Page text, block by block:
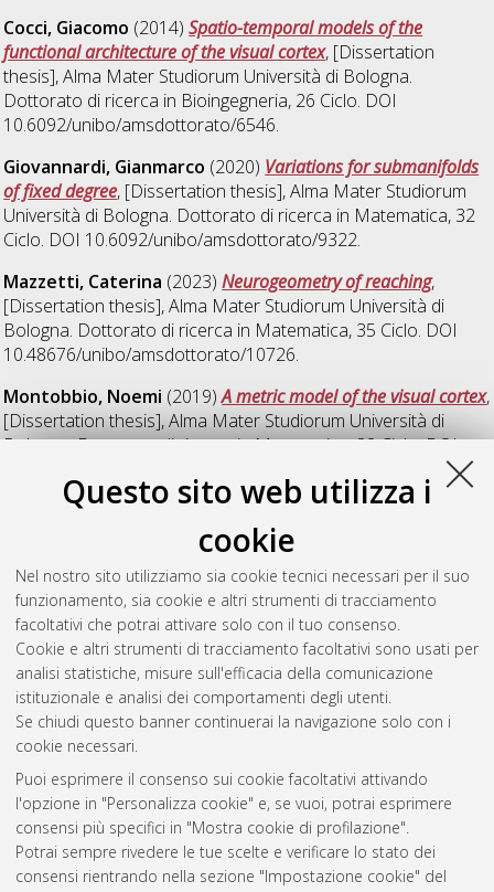
Questo sito web utilizza i
cookie
Nel nostro sito utilizziamo sia cookie tecnici necessari per il suo
funzionamento, sia cookie e altri strumenti di tracciamento
facoltativi che potrai attivare solo con il tuo consenso.
Cookie e altri strumenti di tracciamento facoltativi sono usati per
analisi statistiche, misure sull'efficacia della comunicazione
istituzionale e analisi dei comportamenti degli utenti.
Se chiudi questo banner continuerai la navigazione solo con i
cookie necessari.
Puoi esprimere il consenso sui cookie facoltativi attivando
l'opzione in "Personalizza cookie" e, se vuoi, potrai esprimere
consensi più specifici in "Mostra cookie di profilazione".
Potrai sempre rivedere le tue scelte e verificare lo stato dei
consensi rientrando nella sezione "Impostazione cookie" del
Cocci, Giacomo (2014)Spatio-temporal models of the
functional architecture of the visual cortex, [Dissertation
thesis], Alma Mater Studiorum Università di Bologna.
Dottorato di ricerca in Bioingegneria, 26 Ciclo. DOI
10.6092/unibo/amsdottorato/6546.
Giovannardi, Gianmarco (2020) Variations for submanifolds
of fixed degree, [Dissertation thesis], Alma Mater Studiorum
Università di Bologna. Dottorato di ricerca in Matematica, 32
Ciclo. DOI 10.6092/unibo/amsdottorato/9322.
Mazzetti, Caterina (2023)Neurogeometry of reaching,
[Dissertation thesis], Alma Mater Studiorum Università di
Bologna. Dottorato di ricerca in Matematica, 35 Ciclo. DOI
10.48676/unibo/amsdottorato/10726.
Montobbio, Noemi (2019)A metric model of the visual cortex,
[Dissertation thesis], Alma Mater Studiorum Università di
Bologna. Dottorato di ricerca inMatematica, 32 Ciclo. DOI
Senni Guidotti Magnani, Cosimo(2010)Prescribed mean
curvature graphs on exterior domains of the hyperbolic plane
[Dissertation thesis], Alma Mater Studiorum Università di
Bologna. Dottorato di ricerca inMatematica, 22 Ciclo. DOI
10.6092/unibo/amsdottorato/3074.
Questa lista e' stata generata il Thu Aug 6 20:48:33 2026
Atom
Rss 1.0
Rss 2.0